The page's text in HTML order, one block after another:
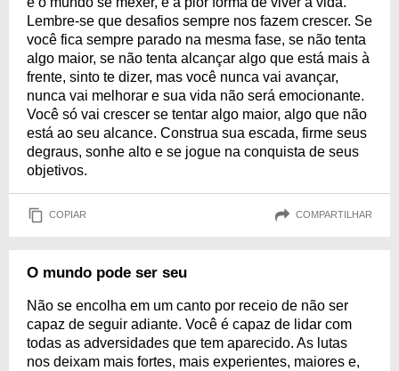
Lembre-se que desafios sempre nos fazem crescer. Se
você fica sempre parado na mesma fase, se não tenta
algo maior, se não tenta alcançar algo que está mais à
frente, sinto te dizer, mas você nunca vai avançar,
nunca vai melhorar e sua vida não será emocionante.
Você só vai crescer se tentar algo maior, algo que não
está ao seu alcance. Construa sua escada, firme seus
degraus, sonhe alto e se jogue na conquista de seus
objetivos.
COPIAR COMPARTILHAR
O mundo pode ser seu
Não se encolha em um canto por receio de não ser
capaz de seguir adiante. Você é capaz de lidar com
todas as adversidades que tem aparecido. As lutas
nos deixam mais fortes, mais experientes, maiores e,